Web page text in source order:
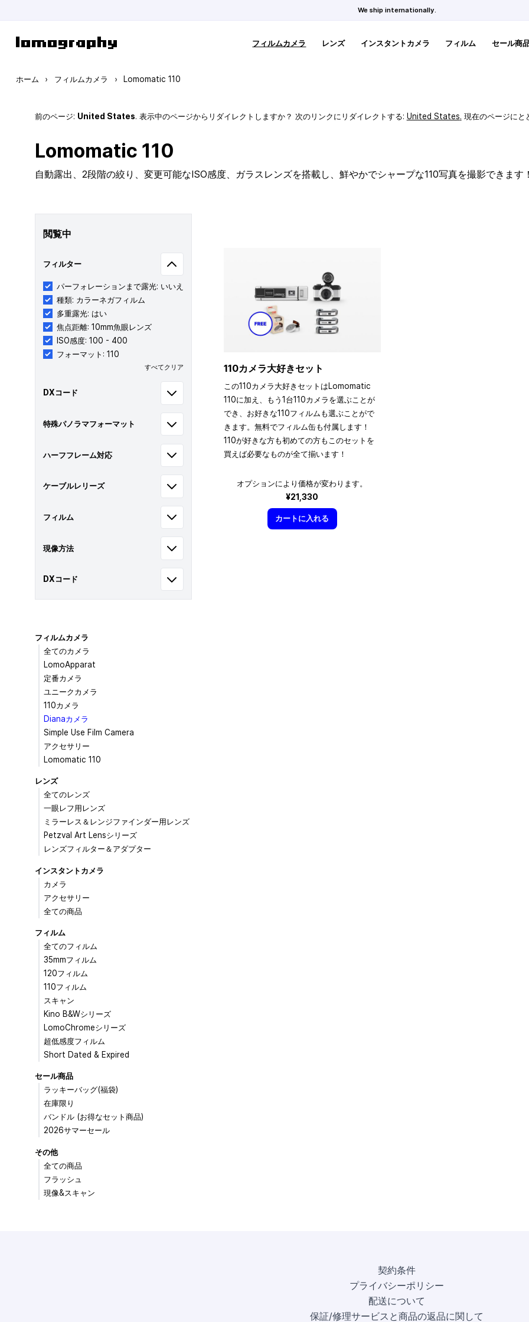
We ship internationally.
フィルムカメラ レンズ インスタントカメラ フィルム セール商
ホーム › フィルムカメラ › Lomomatic 110
前のページ: United States. 表示中のページからリダイレクトしますか？ 次のリンクにリダイレクトする: United States. 現在のページにと
Lomomatic 110
自動露出、2段階の絞り、変更可能なISO感度、ガラスレンズを搭載し、鮮やかでシャープな110写真を撮影できます
閲覧中
フィルター
パーフォレーションまで露光: いいえ
種類: カラーネガフィルム
多重露光: はい
焦点距離: 10mm魚眼レンズ
ISO感度: 100 - 400
フォーマット: 110
すべてクリア
DXコード
特殊パノラマフォーマット
ハーフフレーム対応
ケーブルレリーズ
フィルム
現像方法
DXコード
110カメラ大好きセット
この110カメラ大好きセットはLomomatic
110に加え、もう1台110カメラを選ぶことが
でき、お好きな110フィルムも選ぶことがで
きます。無料でフィルム缶も付属します！
110が好きな方も初めての方もこのセットを
買えば必要なものが全て揃います！
オプションにより価格が変わります。
¥21,330
カートに入れる
フィルムカメラ
全てのカメラ
LomoApparat
定番カメラ
ユニークカメラ
110カメラ
Dianaカメラ
Simple Use Film Camera
アクセサリー
Lomomatic 110
レンズ
全てのレンズ
一眼レフ用レンズ
ミラーレス＆レンジファインダー用レンズ
Petzval Art Lensシリーズ
レンズフィルター＆アダプター
インスタントカメラ
カメラ
アクセサリー
全ての商品
フィルム
全てのフィルム
35mmフィルム
120フィルム
110フィルム
スキャン
Kino B&Wシリーズ
LomoChromeシリーズ
超低感度フィルム
Short Dated & Expired
セール商品
ラッキーバッグ(福袋)
在庫限り
バンドル (お得なセット商品)
2026サマーセール
その他
全ての商品
フラッシュ
現像&スキャン
契約条件
プライバシーポリシー
配送について
保証/修理サービスと商品の返品に関して